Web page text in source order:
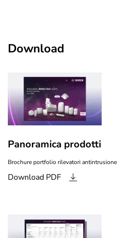
Download
Panoramica prodotti
Brochure portfolio rilevatori antintrusione
Download PDF